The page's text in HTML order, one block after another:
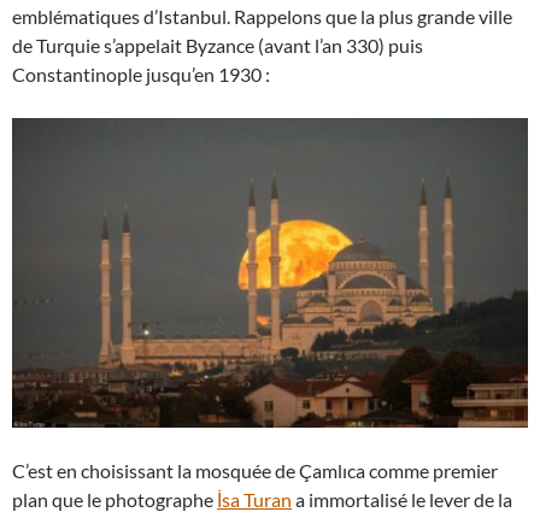
emblématiques d’Istanbul. Rappelons que la plus grande ville
de Turquie s’appelait Byzance (avant l’an 330) puis
Constantinople jusqu’en 1930 :
C’est en choisissant la mosquée de Çamlıca comme premier
plan que le photographe İsa Turan a immortalisé le lever de la